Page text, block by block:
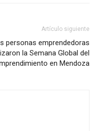
Artículo siguiente
personas emprendedoras
la Semana Global del
en Mendoza